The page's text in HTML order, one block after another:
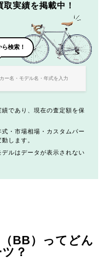
実績を掲載中！
検索！
であり、現在の査定額を保
・市場相場・カスタムパー
します。
ルはデータが表示されない
BB）ってどん
？